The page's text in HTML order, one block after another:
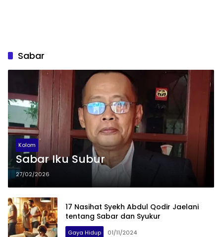
Sabar
Kolom
Sabar Iku Subur
27/02/2026
17 Nasihat Syekh Abdul Qodir Jaelani
tentang Sabar dan Syukur
Gaya Hidup 01/11/2024